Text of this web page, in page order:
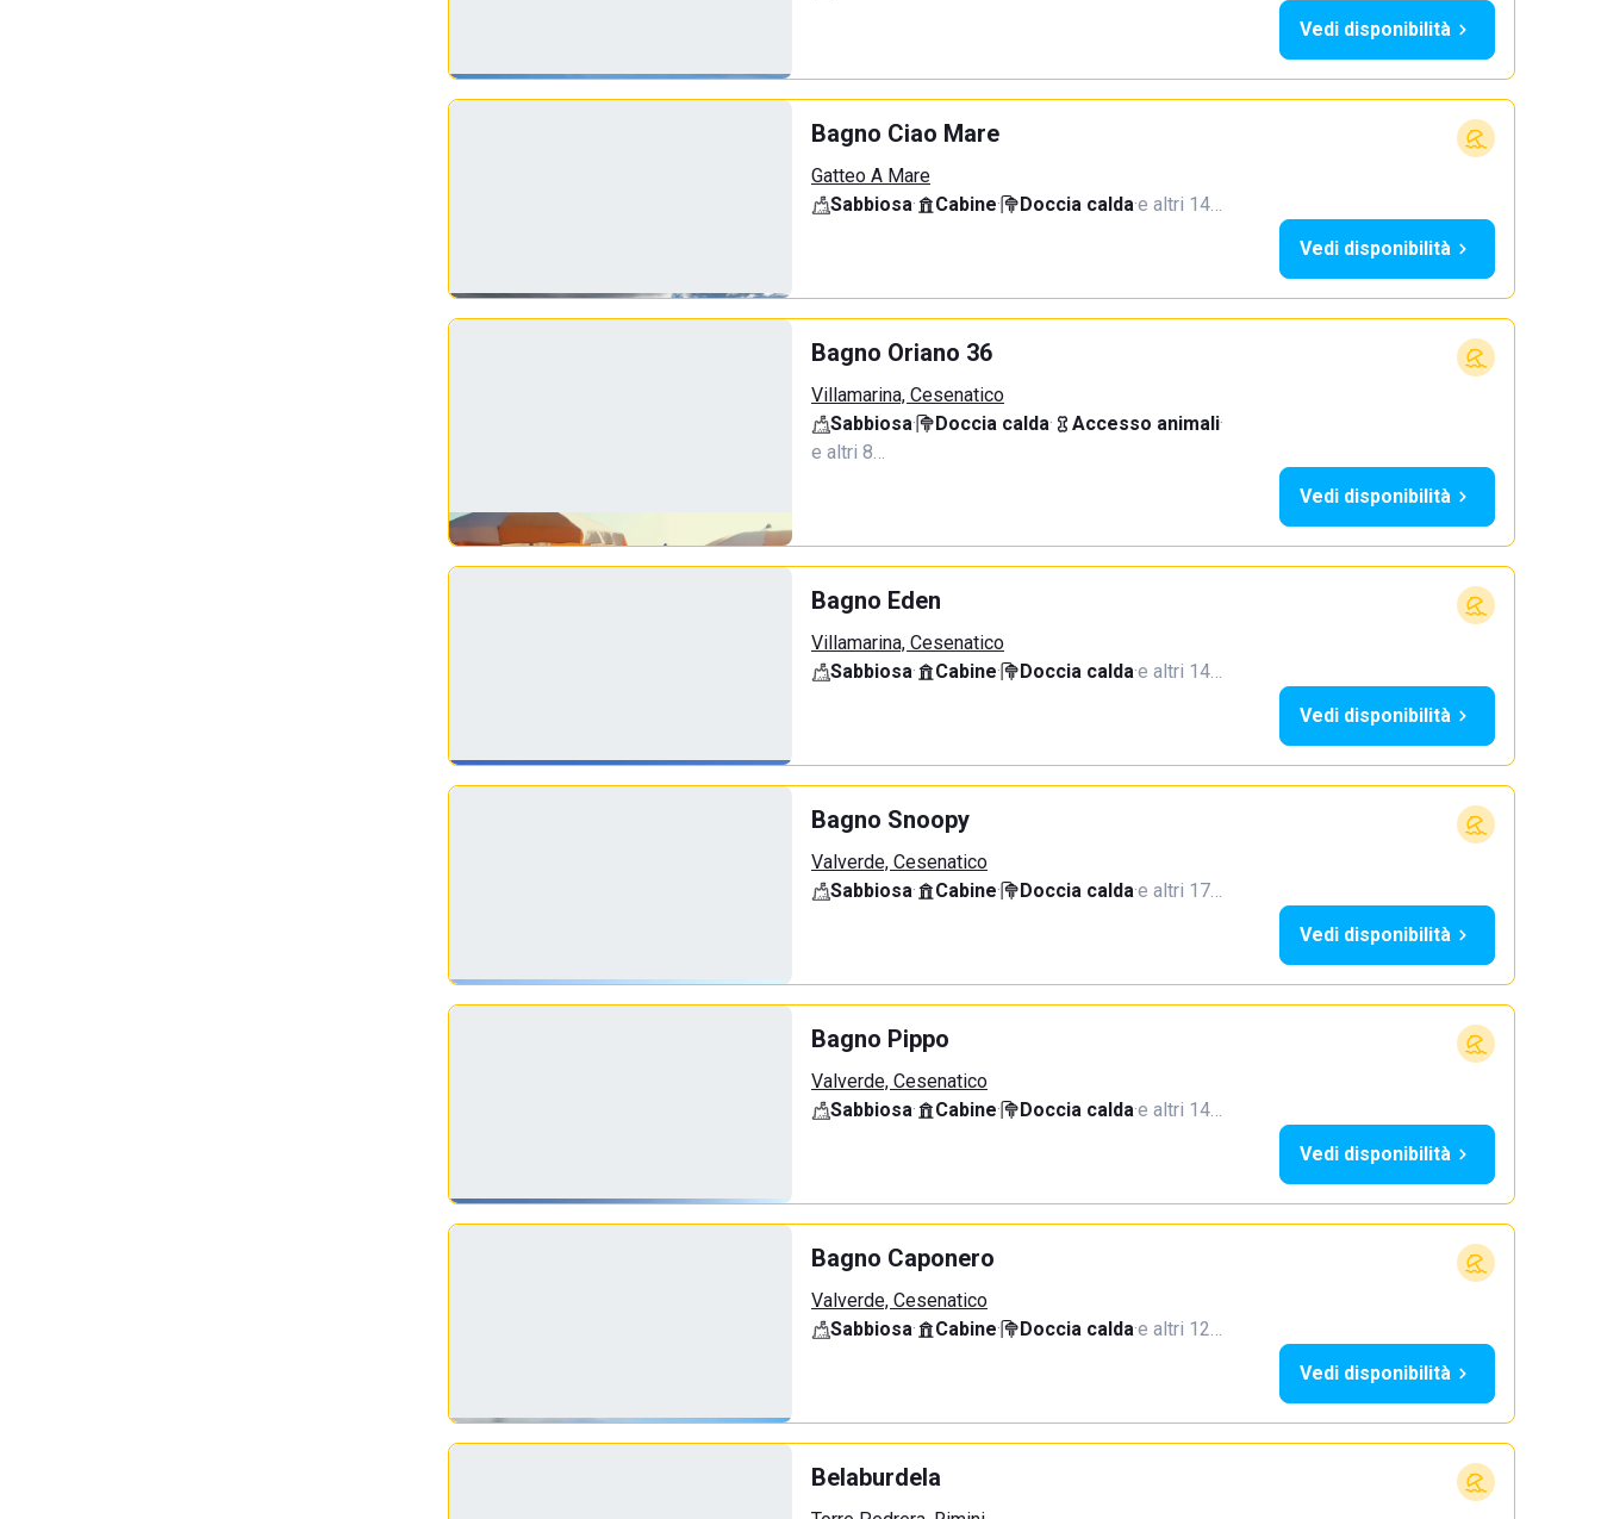
Vedi disponibilità
Bagno Ciao Mare
Gatteo A Mare
Sabbiosa· Cabine· Doccia calda·e altri 14…
Vedi disponibilità
Bagno Oriano 36
Villamarina, Cesenatico
Sabbiosa· Doccia calda· Accesso animali·
e altri 8…
Vedi disponibilità
Bagno Eden
Villamarina, Cesenatico
Sabbiosa· Cabine· Doccia calda·e altri 14…
Vedi disponibilità
Bagno Snoopy
Valverde, Cesenatico
Sabbiosa· Cabine· Doccia calda·e altri 17…
Vedi disponibilità
Bagno Pippo
Valverde, Cesenatico
Sabbiosa· Cabine· Doccia calda·e altri 14…
Vedi disponibilità
Bagno Caponero
Valverde, Cesenatico
Sabbiosa· Cabine· Doccia calda·e altri 12…
Vedi disponibilità
Belaburdela